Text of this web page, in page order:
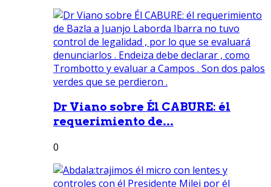
Dr Viano sobre Él CABURE: él
requerimiento de...
0